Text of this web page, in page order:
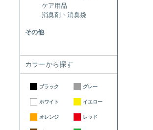
ケア用品
消臭剤・消臭袋
その他
カラーから探す
ブラック グレー
ホワイト イエロー
オレンジ レッド